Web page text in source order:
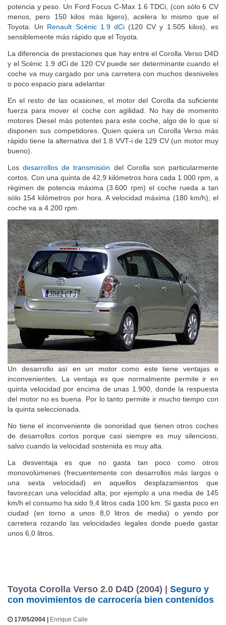
la altura de lo que se puede esperar de un coche de esta
potencia y peso. Un Ford Focus C-Max 1.6 TDCi, (con sólo 6 CV
menos, pero 150 kilos más ligero), acelera lo mismo que el
Toyota. UnRenault Scénic 1.9 dCi(120 CV y 1.505 kilos), es
La diferencia de prestaciones que hay entre el Corolla Verso D4D
y el Scénic 1.9 dCi de 120 CV puede ser determinante cuando el
coche va muy cargado por una carretera con muchos desniveles
En el resto de las ocasiones, el motor del Corolla da suficiente
fuerza para mover el coche con agilidad. No hay de momento
motores Diesel más potentes para este coche, algo de lo que sí
disponen sus competidores. Quien quiera un Corolla Verso más
rápido tiene la alternativa del 1.8 VVT-i de 129 CV (un motor muy
Losdesarrollos de transmisióndel Corolla son particularmente
cortos. Con una quinta de 42,9 kilómetros hora cada 1.000 rpm, a
régimen de potencia máxima (3.600 rpm) el coche rueda a tan
sólo 154 kilómetros por hora. A velocidad máxima (180 km/h), el
Un desarrollo así en un motor como este tiene ventajas e
inconvenientes. La ventaja es que normalmente permite ir en
quinta velocidad por encima de unas 1.900, donde la respuesta
del motor no es buena. Por lo tanto permite ir mucho tiempo con
No tiene el inconveniente de sonoridad que tienen otros coches
de desarrollos cortos porque casi siempre es muy silencioso,
La desventaja es que no gasta tan poco como otros
monovolúmenes (frecuentemente con desarrollos más largos o
una sexta velocidad) en aquellos desplazamientos que
favorezcan una velocidad alta; por ejemplo a una media de 145
km/h el consumo ha sido 9,4 litros cada 100 km. Sí gasta poco en
ciudad (en torno a unos 8,0 litros de media) o yendo por
carretera rozando las velocidades legales donde puede gastar
Toyota Corolla Verso 2.0 D4D (2004) |Seguro y